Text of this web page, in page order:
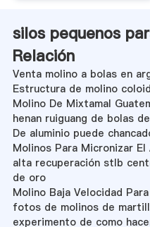
silos pequenos
Relación
Venta molino a bolas en
Estructura de molino
Molino De Mixtamal
henan ruiguang de bolas
De aluminio puede
Molinos Para Micronizar El
alta recuperación stlb
de oro
Molino Baja Velocidad
fotos de molinos de
experimento de como